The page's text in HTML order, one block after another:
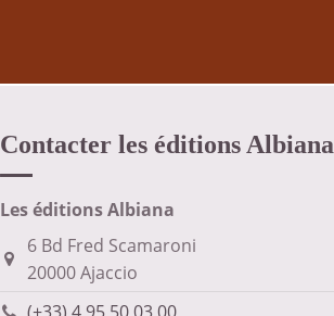
Contacter les éditions Albiana
Les éditions Albiana
6 Bd Fred Scamaroni
20000 Ajaccio